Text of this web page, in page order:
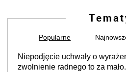
Popularne
Niepodjęcie uchwały o
zwolnienie radnego to za